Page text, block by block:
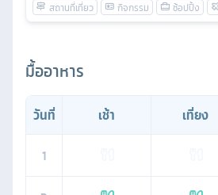
มื้ออาหาร
วันที่ เช้า เที่ยง
1